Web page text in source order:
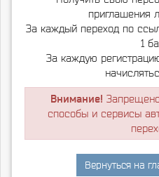
приглашения
За каждый переход по
1
За каждую
Внимание!
способы и сервисы
Вернуться на